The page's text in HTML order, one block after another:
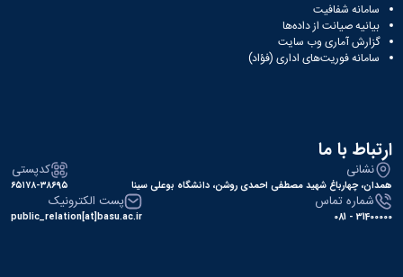
سامانه شفافیت
بیانیه صیانت از داده‌ها
گزارش آماری وب‌ سایت
سامانه فوریت‌های اداری (فؤاد)
ارتباط با ما
نشانی
همدان، چهارباغ شهید مصطفی احمدی روشن، دانشگاه بوعلی سینا
کدپستی
۶۵۱۷۸-۳۸۶۹۵
شماره تماس
31400000 - 081
پست الکترونیک
public_relation[at]basu.ac.ir